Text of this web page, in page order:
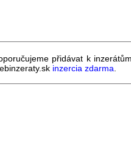
přidávat k
inzercia zdarma